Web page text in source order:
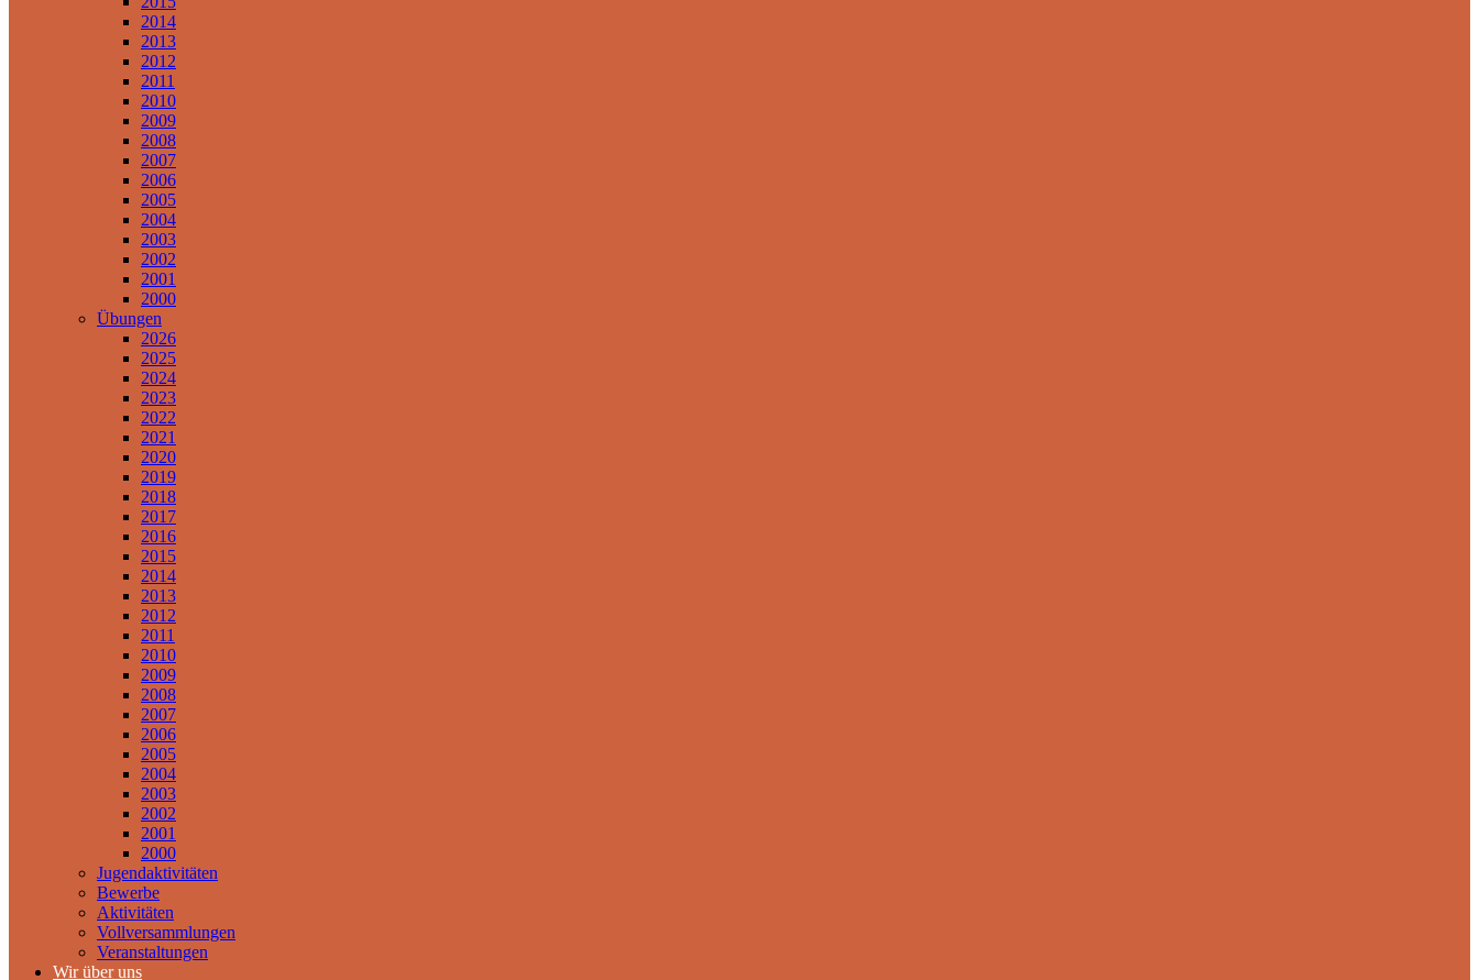
2014
2013
2012
2011
2010
2009
2008
2007
2006
2005
2004
2003
2002
2001
2000
Übungen
2026
2025
2024
2023
2022
2021
2020
2019
2018
2017
2016
2015
2014
2013
2012
2011
2010
2009
2008
2007
2006
2005
2004
2003
2002
2001
2000
Jugendaktivitäten
Bewerbe
Aktivitäten
Vollversammlungen
Veranstaltungen
Wir über uns